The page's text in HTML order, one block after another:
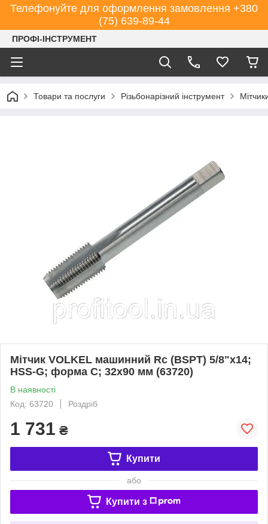
Телефонуйте для оформлення замовлення +380
(75) 639-89-44
ПРОФІ-ІНСТРУМЕНТ
Товари та послуги Різьбонарізний інструмент
Мітчик VOLKEL машинний Rc (BSPT) 5/8"х14;
HSS-G; форма С; 32х90 мм (63720)
В наявності
Код: 63720
Роздріб
1 731 ₴
Купити
або
Купити з